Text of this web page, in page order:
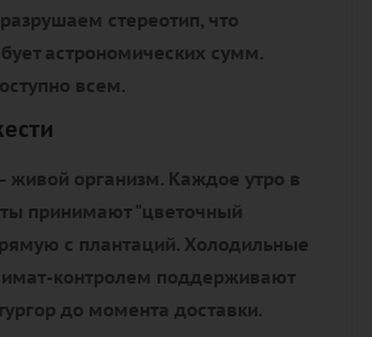
стереотип, что
астрономических сумм.
всем.
живой организм. Каждое утро в
принимают "цветочный
с плантаций. Холодильные
контролем поддерживают
до момента доставки.